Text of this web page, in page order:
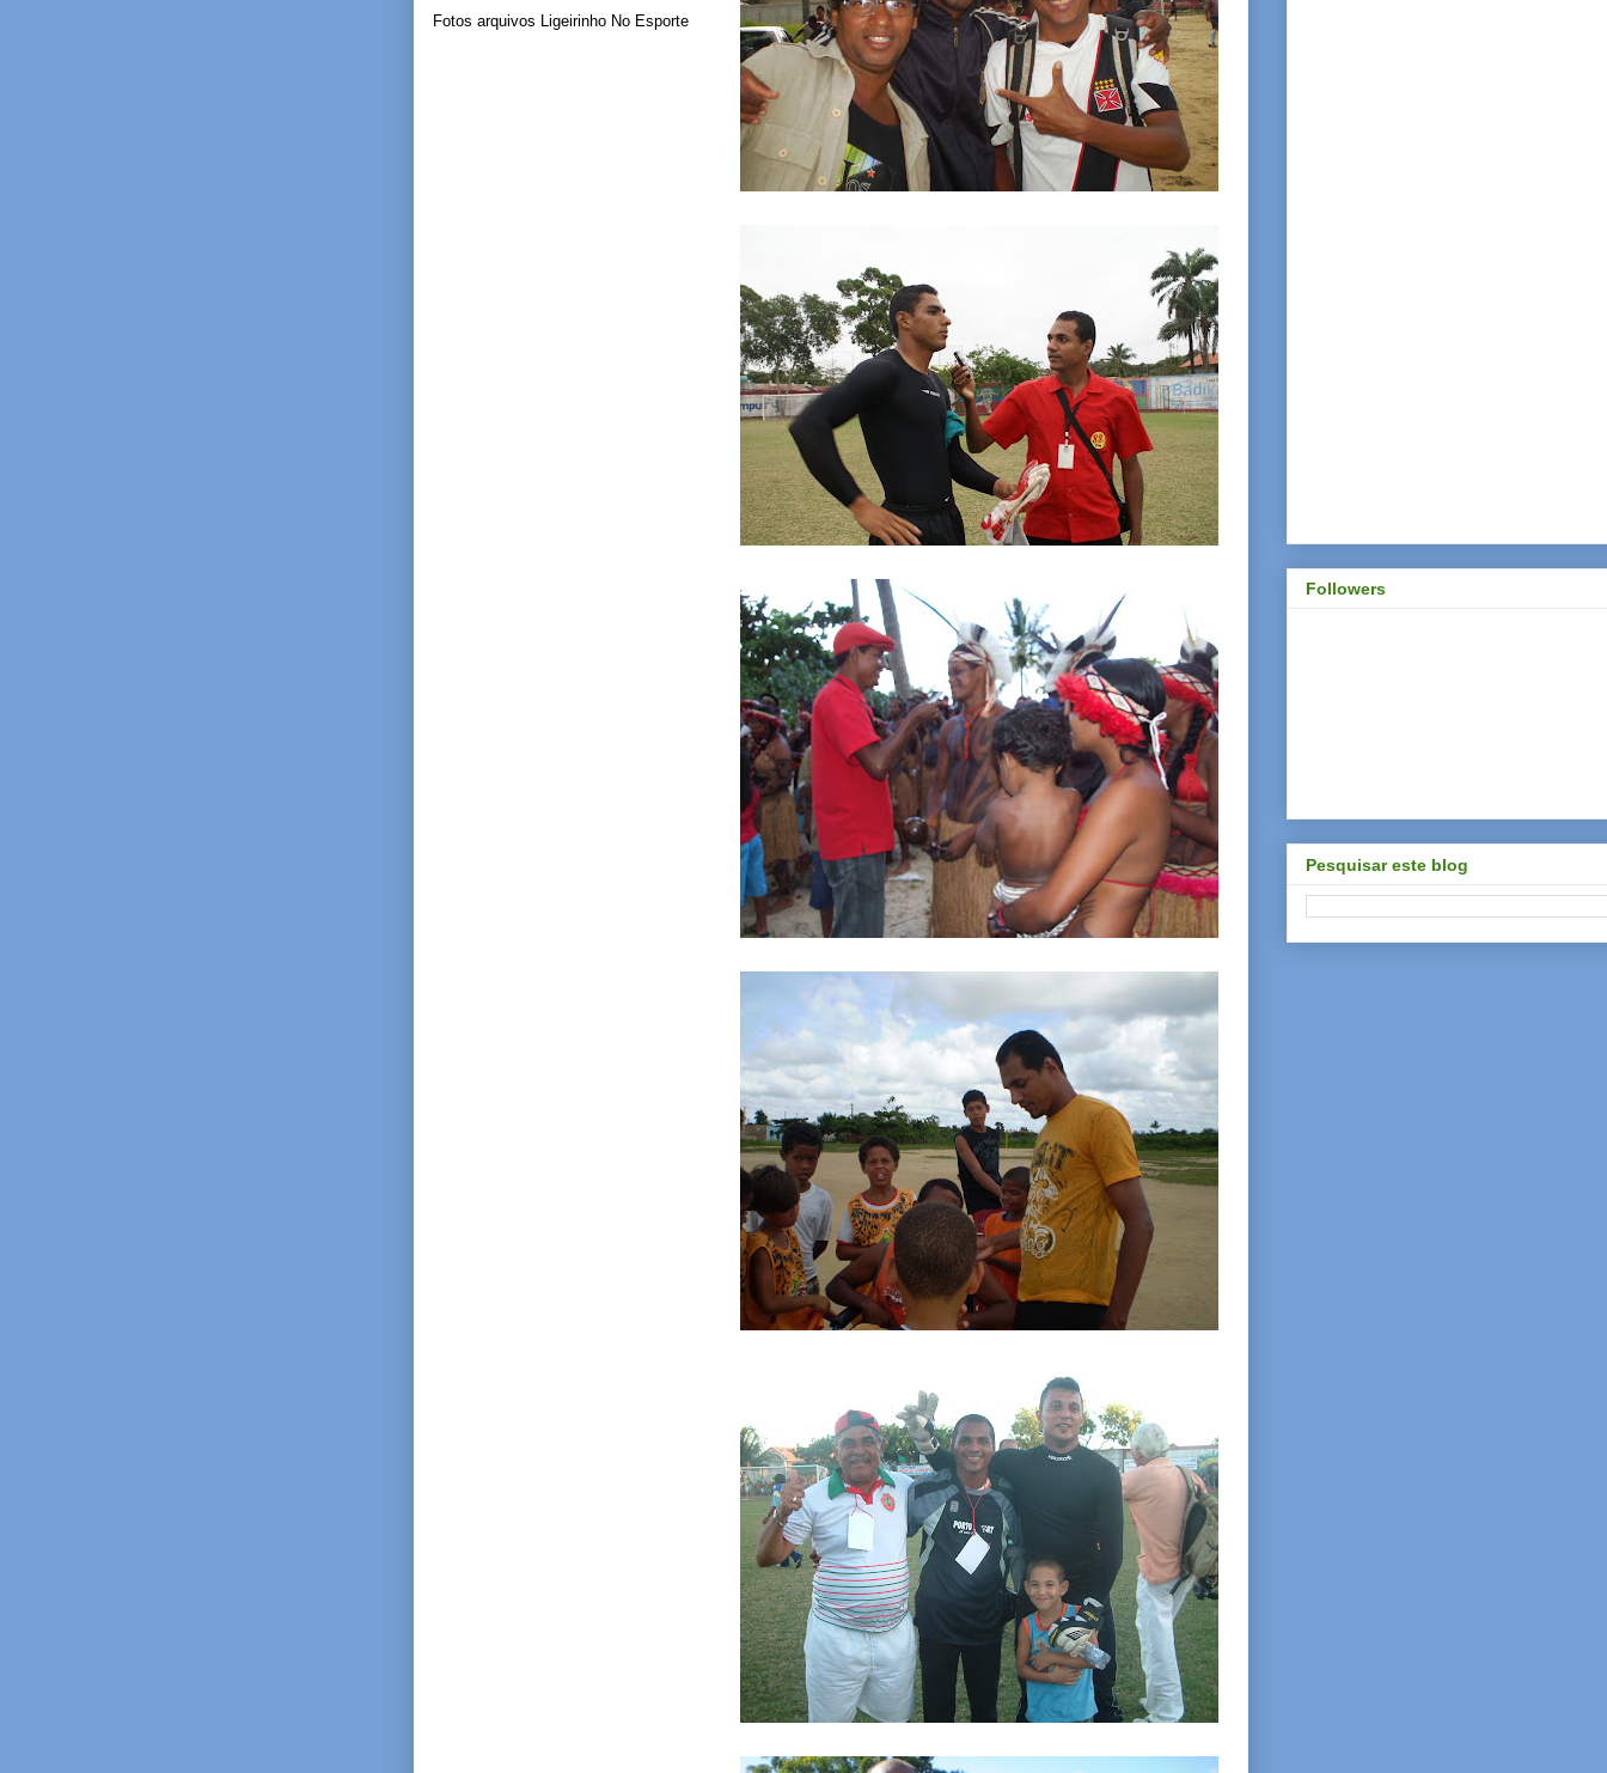
Fotos arquivos Ligeirinho No Esporte
Followers
Pesquisar este blog